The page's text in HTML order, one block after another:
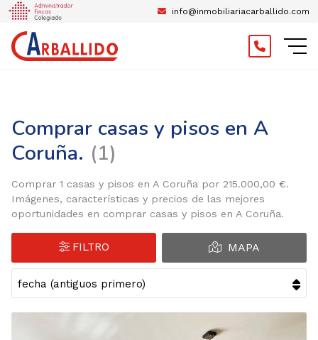
info@inmobiliariacarballido.com
Comprar casas y pisos en A
Coruña.
1
Comprar 1 casas y pisos en A Coruña por 215.000,00 €.
Imágenes, características y precios de las mejores
oportunidades en comprar casas y pisos en A Coruña.
FILTRO MAPA